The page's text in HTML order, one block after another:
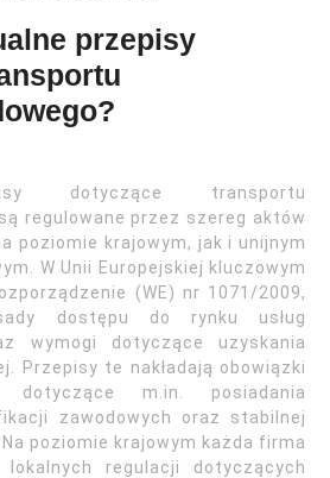
przepisy
dotyczące transportu
regulowane przez szereg aktów
poziomie krajowym, jak i unijnym
W Unii Europejskiej kluczowym
(WE) nr 1071/2009,
dostępu do rynku usług
wymogi dotyczące uzyskania
Przepisy te nakładają obowiązki
dotyczące m.in. posiadania
zawodowych oraz stabilnej
poziomie krajowym każda firma
regulacji dotyczących